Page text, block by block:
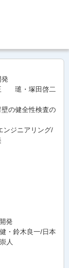
璡・塚田啓二
の健全性検査の
ンジニアリング/
発
・鈴木良一/日本
人